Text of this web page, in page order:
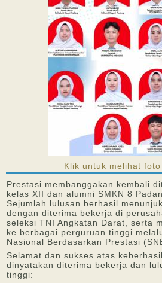
Klik untuk melihat foto
Prestasi membanggakan kembali
kelas XII dan alumni SMKN 8
Sejumlah lulusan berhasil
dengan diterima bekerja di
seleksi TNI Angkatan Darat, serta
ke berbagai perguruan tinggi
Nasional Berdasarkan Prestasi
Selamat dan sukses atas
dinyatakan diterima bekerja dan
tinggi: